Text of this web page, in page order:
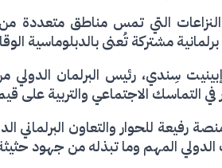
التي تمس مناطق متعددة
مشتركة تُعنى بالدبلوماسية
إبينيت سِندي، رئيس البرلمان
التماسك الاجتماعي والتربية على
رفيعة للحوار والتعاون البرلماني
المهم وما تبذله من جهود حثيثة